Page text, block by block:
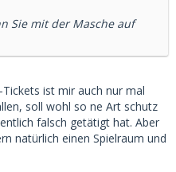
Sie mit der Masche auf
ist mir auch nur mal
soll wohl so ne Art schutz
falsch getätigt hat. Aber
natürlich einen Spielraum und